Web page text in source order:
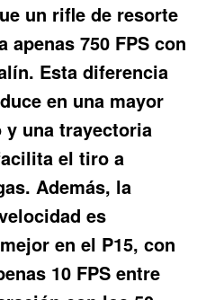
un rifle de resorte
apenas 750 FPS con
Esta diferencia
en una mayor
y una trayectoria
el tiro a
Además, la
es
en el P15, con
10 FPS entre